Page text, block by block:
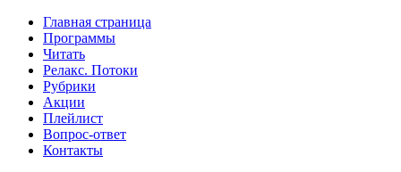
Главная страница
Программы
Читать
Релакс. Потоки
Рубрики
Акции
Плейлист
Вопрос-ответ
Контакты